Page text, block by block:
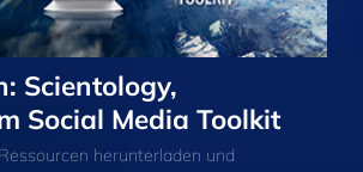
Scientology,
Social Media Toolkit
herunterladen und